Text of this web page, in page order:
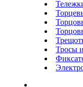
Тросы